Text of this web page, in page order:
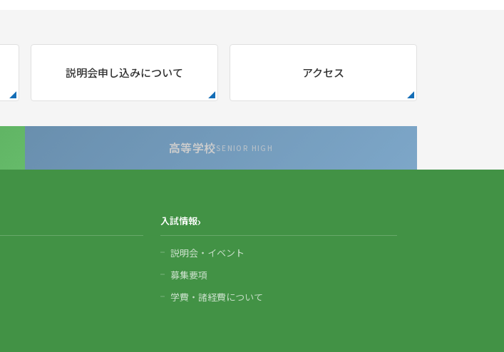
説明会申し込みについて アクセス
高等学校SENIOR HIGH
入試情報
説明会・イベント
募集要項
学費・諸経費について